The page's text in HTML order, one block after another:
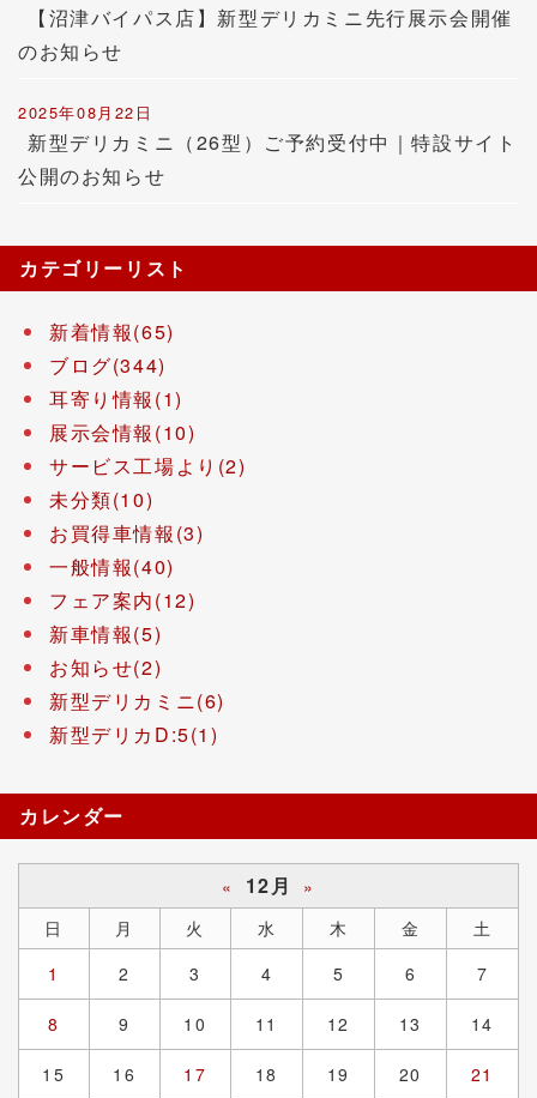
【沼津バイパス店】新型デリカミニ先行展示会開催
のお知らせ
2025年08月22日
新型デリカミニ（26型）ご予約受付中｜特設サイト
公開のお知らせ
カテゴリーリスト
新着情報(65)
ブログ(344)
耳寄り情報(1)
展示会情報(10)
サービス工場より(2)
未分類(10)
お買得車情報(3)
一般情報(40)
フェア案内(12)
新車情報(5)
お知らせ(2)
新型デリカミニ(6)
新型デリカD:5(1)
カレンダー
« 12月
»
日
月 火 水 木 金
土
1
2 3 4 5 6 7
8 9 10 11 12 13 14
15 16 17 18 19 20 21